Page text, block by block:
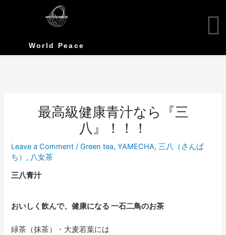
World Peace
最高級健康青汁なら『三
八』！！！
Leave a Comment /Green tea,YAMECHA,三八（さんぱ
ち） , 八女茶
三八青汁
おいしく飲んで、健康になる 一石二鳥のお茶
緑茶（抹茶）・大麦若葉には